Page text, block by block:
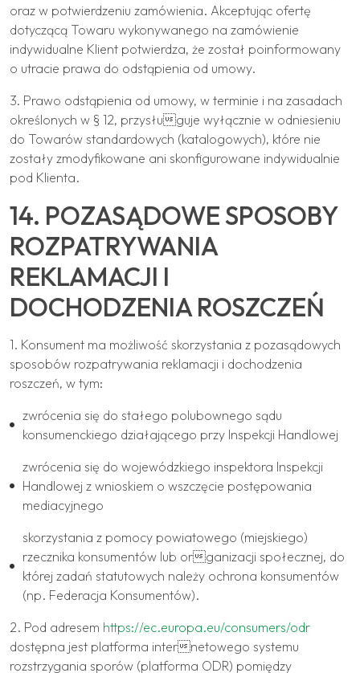
oraz w potwierdzeniu zamówienia. Akceptując ofertę
dotyczącą Towaru wykonywanego na zamówienie
indywidualne Klient potwierdza, że został poinformowany
o utracie prawa do odstąpienia od umowy.
3. Prawo odstąpienia od umowy, w terminie i na zasadach
określonych w § 12, przysługuje wyłącznie w odniesieniu
do Towarów standardowych (katalogowych), które nie
zostały zmodyfikowane ani skonfigurowane indywidualnie
pod Klienta.
14. POZASĄDOWE SPOSOBY
ROZPATRYWANIA
REKLAMACJI I
DOCHODZENIA ROSZCZEŃ
1. Konsument ma możliwość skorzystania z pozasądowych
sposobów rozpatrywania reklamacji i dochodzenia
roszczeń, w tym:
zwrócenia się do stałego polubownego sądu
konsumenckiego działającego przy Inspekcji Handlowej
zwrócenia się do wojewódzkiego inspektora Inspekcji
Handlowej z wnioskiem o wszczęcie postępowania
mediacyjnego
skorzystania z pomocy powiatowego (miejskiego)
rzecznika konsumentów lub organizacji społecznej, do
której zadań statutowych należy ochrona konsumentów
(np. Federacja Konsumentów).
2. Pod adresem https://ec.europa.eu/consumers/odr
dostępna jest platforma internetowego systemu
rozstrzygania sporów (platforma ODR) pomiędzy